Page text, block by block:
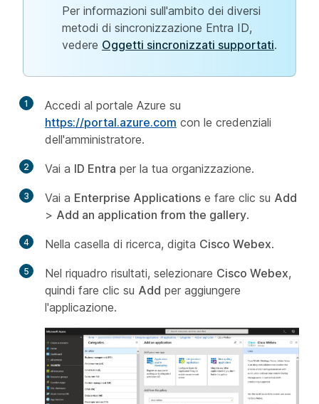
Per informazioni sull'ambito dei diversi
metodi di sincronizzazione Entra ID,
vedere Oggetti sincronizzati supportati.
1
Accedi al portale Azure su
https://portal.azure.com con le credenziali
dell'amministratore.
2 Vai a ID Entra per la tua organizzazione.
3 Vai a Enterprise Applications e fare clic su Add
> Add an application from the gallery.
4 Nella casella di ricerca, digita Cisco Webex.
5 Nel riquadro risultati, selezionare Cisco Webex,
quindi fare clic su Add per aggiungere
l'applicazione.